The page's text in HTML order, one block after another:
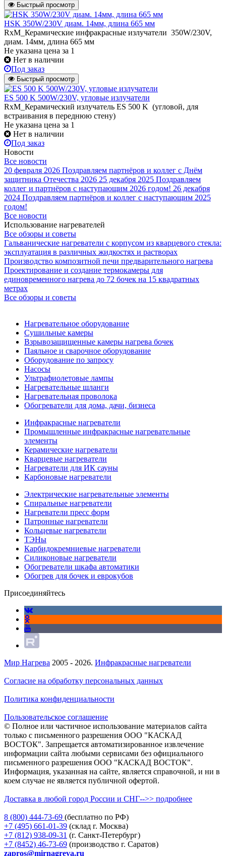
Быстрый просмотр
HSK 350W/230V диам. 14мм, длина 665 мм
RxM_Керамические инфракрасные излучатели 350W/230V,
диам. 14мм, длина 665 мм
Не указана цена за 1
Нет в наличии
Под заказ
Быстрый просмотр
ES 500 K 500W/230V, угловые излучатели
RxM_Керамический излучатель ES 500 K (угловой, для
встраивания в переднюю стену)
Не указана цена за 1
Нет в наличии
Под заказ
Новости
Все новости
20 февраля 2026 Поздравляем партнёров и коллег с Днём
защитника Отечества 2026 25 декабря 2025 Поздравляем
коллег и партнёров с наступающим 2026 годом! 26 декабря
2024 Поздравляем партнёров и коллег с наступающим 2025
годом!
Все новости
Использование нагревателей
Все обзоры и советы
Гальванические нагреватели с корпусом из кварцевого стекла:
эксплуатация в различных жидкостях и растворах
Производство композитной печи предварительного нагрева
Проектирование и создание термокамеры для
единовременного нагрева до 72 бочек на 15 квадратных
метрах
Все обзоры и советы
Нагревательное оборудование
Сушильные камеры
Взрывозащищенные камеры нагрева бочек
Паяльное и сварочное оборудование
Оборудование по запросу
Насосы
Ультрафиолетовые лампы
Нагревательные шланги
Нагревательная проволока
Обогреватели для дома, дачи, бизнеса
Инфракрасные нагреватели
Промышленные инфракрасные нагревательные
элементы
Керамические нагреватели
Кварцевые нагреватели
Нагреватели для ИК сауны
Карбоновые нагреватели
Электрические нагревательные элементы
Спиральные нагреватели
Нагреватели пресс форм
Патронные нагреватели
Кольцевые нагреватели
ТЭНы
Карбидокремниевые нагреватели
Силиконовые нагреватели
Обогреватели шкафа автоматики
Обогрев для бочек и еврокубов
Присоединяйтесь
Мир Нагрева 2005 - 2026. Инфракрасные нагреватели
Согласие на обработку персональных данных
Политика конфиденциальности
Пользовательское соглашение
© Полное или частичное использование материалов сайта
только с письменного разрешения ООО "КАСКАД
ВОСТОК". Запрещается автоматизированное извлечение
информации сайта любыми сервисами без официального
письменного разрешения ООО "КАСКАД ВОСТОК".
Информация, указанная на сайте, является справочной, и ни в
коем случае не является публичной офертой.
Доставка в любой город России и СНГ-->> подробнее
8 (800) 444-73-69 (бесплатно по РФ)
+7 (495) 661-01-39 (склад г. Москва)
+7 (812) 938-09-31 (г. Санкт-Петербург)
+7 (8452) 46-73-69 (производство г. Саратов)
zapros@mirnagreva.ru